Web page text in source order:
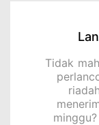
Tidak